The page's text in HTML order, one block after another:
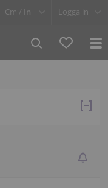
Cm / In Logga in